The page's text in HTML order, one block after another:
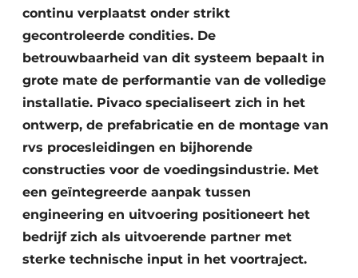
continu verplaatst onder strikt
gecontroleerde condities. De
betrouwbaarheid van dit systeem bepaalt in
grote mate de performantie van de volledige
installatie. Pivaco specialiseert zich in het
ontwerp, de prefabricatie en de montage van
rvs procesleidingen en bijhorende
constructies voor de voedingsindustrie. Met
een geïntegreerde aanpak tussen
engineering en uitvoering positioneert het
bedrijf zich als uitvoerende partner met
sterke technische input in het voortraject.